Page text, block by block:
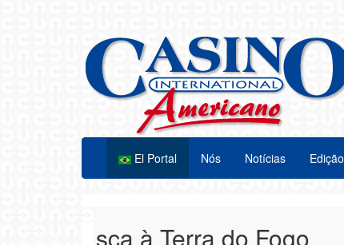
El Portal Nós Notícias
à Terra do Fogo